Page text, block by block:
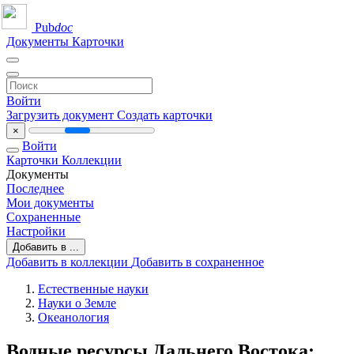
Pubdoc
Документы Карточки
Войти
Загрузить документ Создать карточки
×
Войти
Карточки Коллекции
Документы
Последнее
Мои документы
Сохраненные
Настройки
Добавить в ...
Добавить в коллекции Добавить в сохраненное
Естественные науки
Науки о Земле
Океанология